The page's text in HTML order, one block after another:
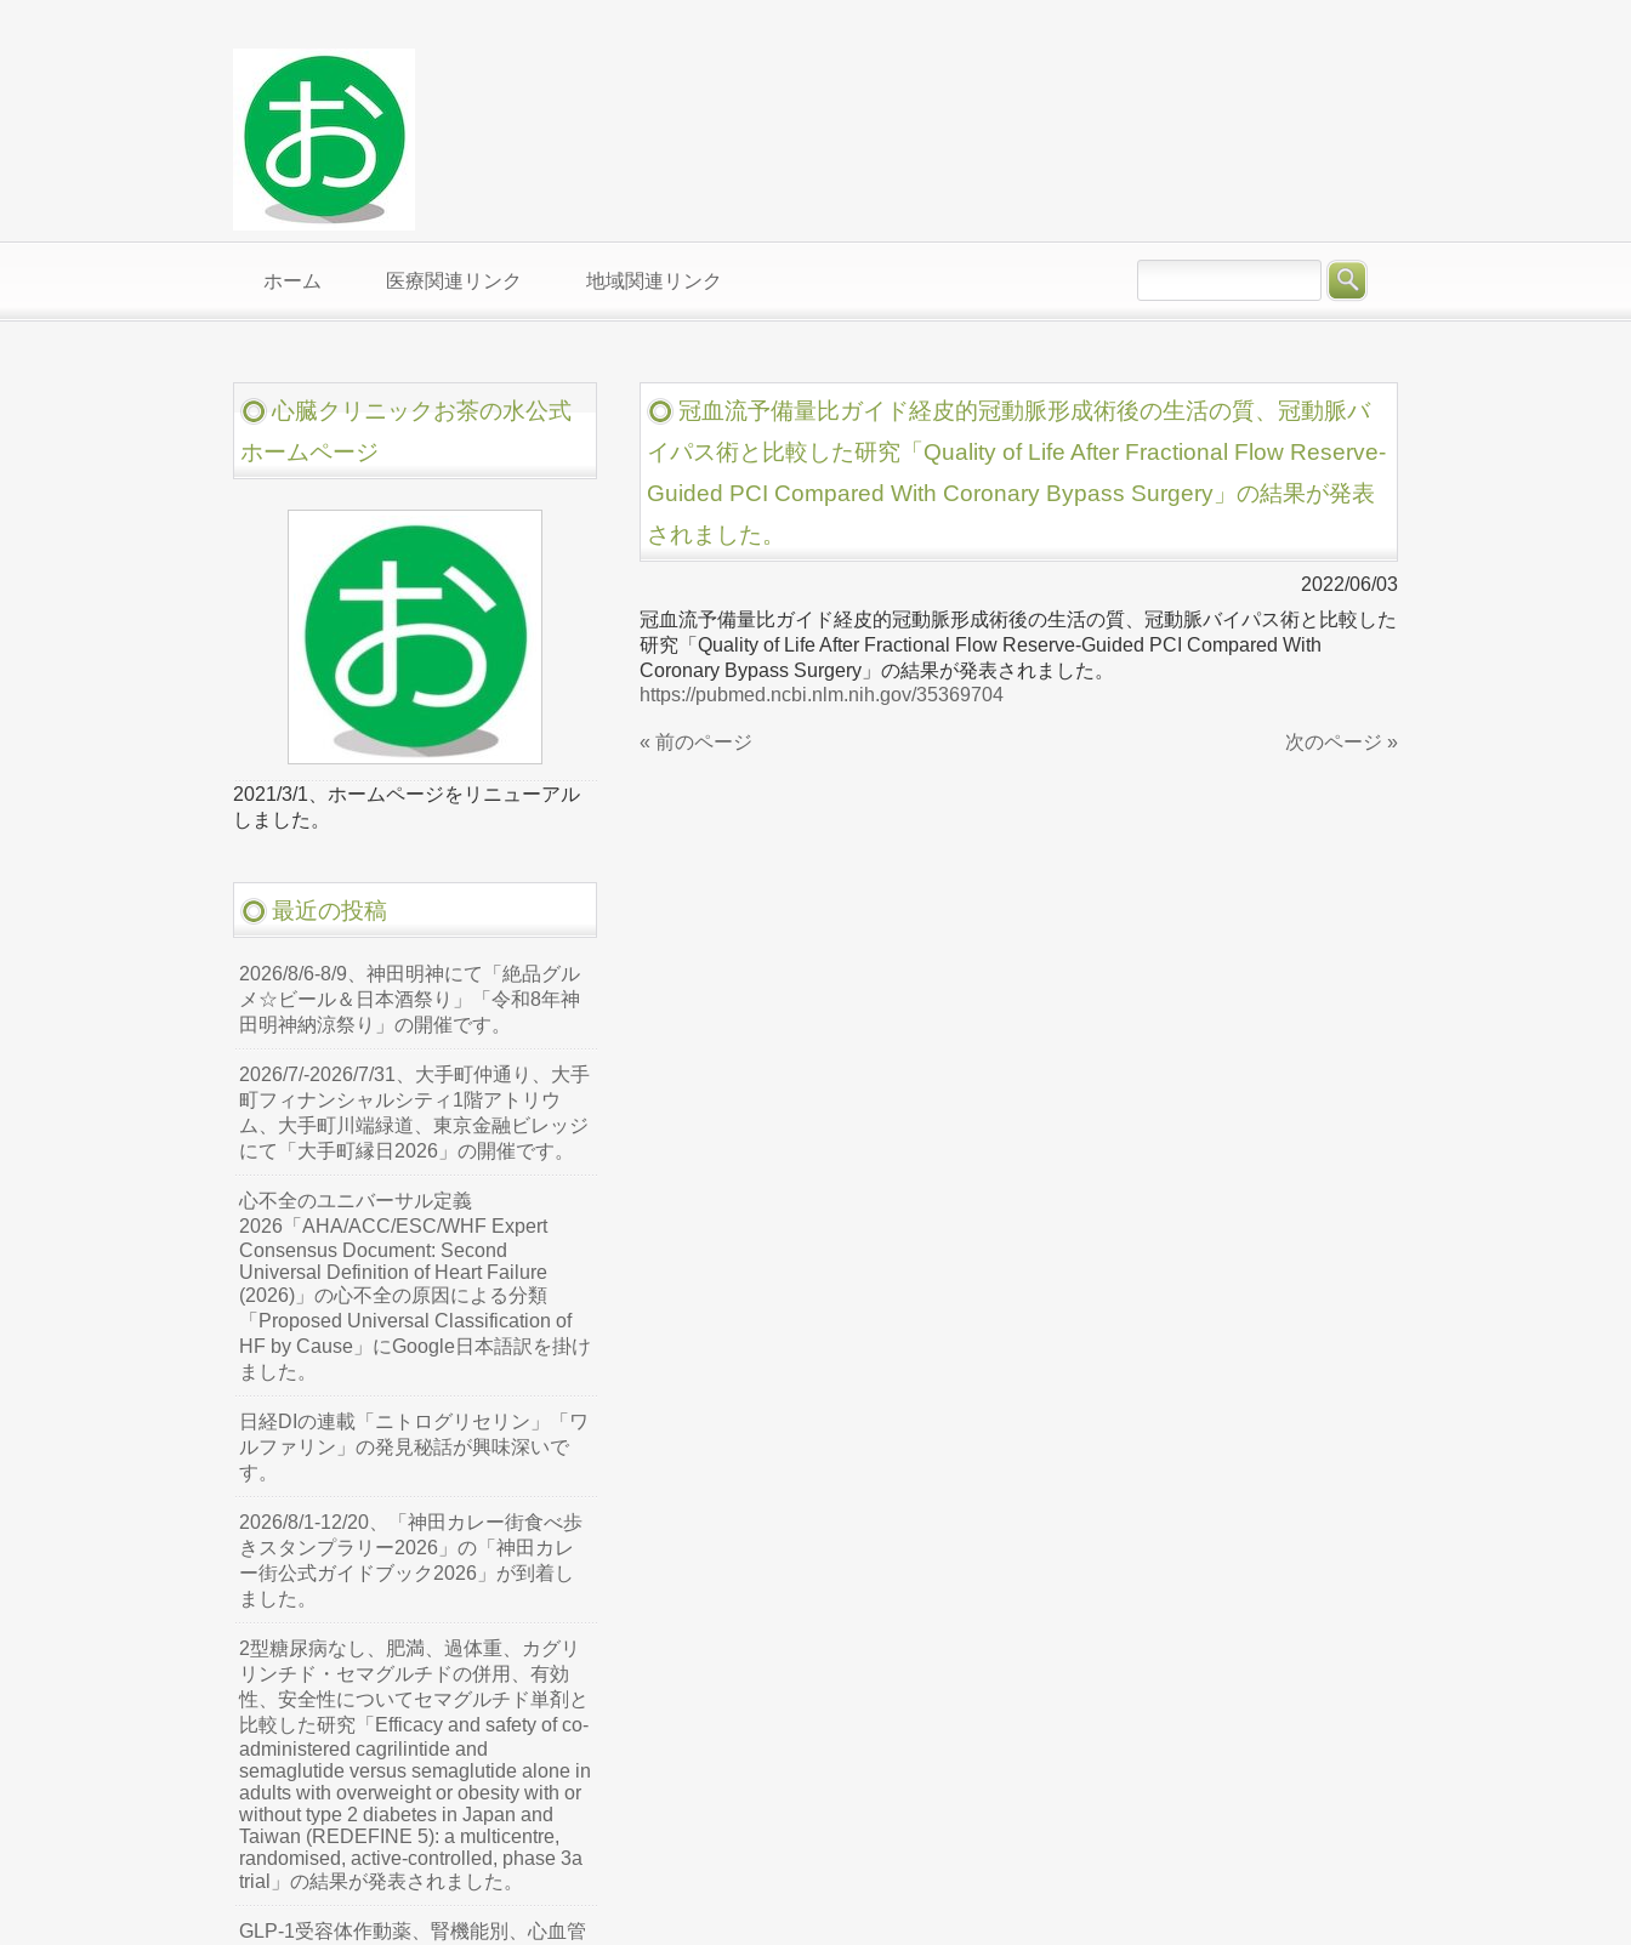
ホーム 医療関連リンク 地域関連リンク
冠血流予備量比ガイド経皮的冠動脈形成術後の生活の質、冠動脈バ
イパス術と比較した研究「Quality of Life After Fractional Flow Reserve-
Guided PCI Compared With Coronary Bypass Surgery」の結果が発表
されました。
2022/06/03
冠血流予備量比ガイド経皮的冠動脈形成術後の生活の質、冠動脈バイパス術と比較した
研究「Quality of Life After Fractional Flow Reserve-Guided PCI Compared With
Coronary Bypass Surgery」の結果が発表されました。
https://pubmed.ncbi.nlm.nih.gov/35369704
« 前のページ 次のページ »
心臓クリニックお茶の水公式
ホームページ
2021/3/1、ホームページをリニューアル
しました。
最近の投稿
2026/8/6-8/9、神田明神にて「絶品グル
メ☆ビール＆日本酒祭り」「令和8年神
田明神納涼祭り」の開催です。
2026/7/-2026/7/31、大手町仲通り、大手
町フィナンシャルシティ1階アトリウ
ム、大手町川端緑道、東京金融ビレッジ
にて「大手町縁日2026」の開催です。
心不全のユニバーサル定義
2026「AHA/ACC/ESC/WHF Expert
Consensus Document: Second
Universal Definition of Heart Failure
(2026)」の心不全の原因による分類
「Proposed Universal Classification of
HF by Cause」にGoogle日本語訳を掛け
ました。
日経DIの連載「ニトログリセリン」「ワ
ルファリン」の発見秘話が興味深いで
す。
2026/8/1-12/20、「神田カレー街食べ歩
きスタンプラリー2026」の「神田カレ
ー街公式ガイドブック2026」が到着し
ました。
2型糖尿病なし、肥満、過体重、カグリ
リンチド・セマグルチドの併用、有効
性、安全性についてセマグルチド単剤と
比較した研究「Efficacy and safety of co-
administered cagrilintide and
semaglutide versus semaglutide alone in
adults with overweight or obesity with or
without type 2 diabetes in Japan and
Taiwan (REDEFINE 5): a multicentre,
randomised, active-controlled, phase 3a
trial」の結果が発表されました。
GLP-1受容体作動薬、腎機能別、心血管